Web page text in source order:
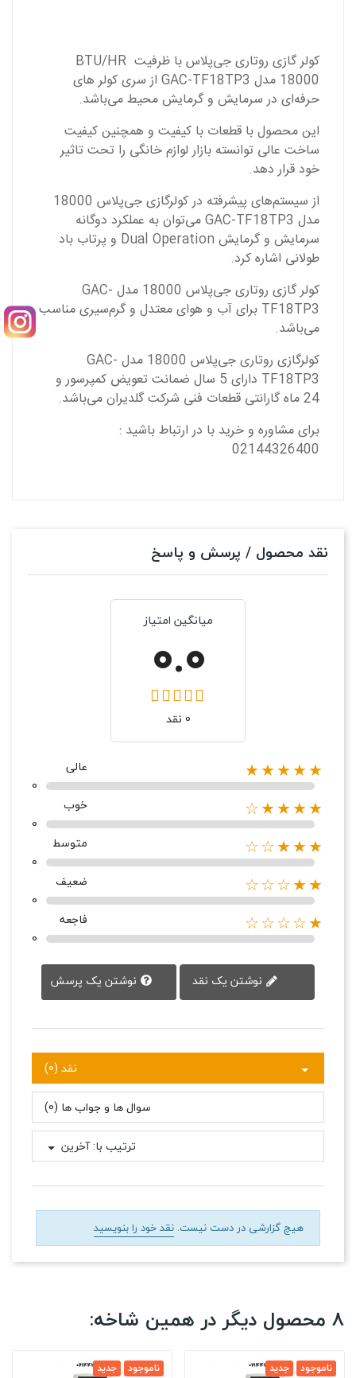
کولر گازی روتاری جی‌پلاس با ظرفیت BTU/HR
18000 مدل GAC-TF18TP3 از سری کولر های
حرفه‌ای در سرمایش و گرمایش محیط می‌باشد.
این محصول با قطعات با کیفیت و همچنین کیفیت
ساخت عالی توانسته بازار لوازم خانگی را تحت تاثیر
خود قرار دهد.
از سیستم‌های پیشرفته در کولرگازی جی‌پلاس 18000
مدل GAC-TF18TP3 می‌توان به عملکرد دوگانه
سرمایش و گرمایش Dual Operation و پرتاب باد
طولانی اشاره کرد.
کولر گازی روتاری جی‌پلاس 18000 مدل GAC-
TF18TP3 برای آب و هوای معتدل و گرم‌سیری مناسب
می‌باشد.
کولرگازی روتاری جی‌پلاس 18000 مدل GAC-
TF18TP3 دارای 5 سال ضمانت تعویض كمپرسور و
24 ماه گارانتی قطعات فنی شرکت گلدیران می‌باشد.
برای مشاوره و خرید با در ارتباط باشید :
02144326400
نقد محصول / پرسش و پاسخ
میانگین امتیاز
0.0
0 نقد
★★★★★
عالی
0
★★★★☆
خوب
0
★★★☆☆
متوسط
0
★★☆☆☆
ضعیف
0
★☆☆☆☆
فاجعه
0
نوشتن یک پرسش
نقد (0)
سوال ها و جواب ها (0)
ترتیب با:آخرین
هیچ گزارشی در دست نیست. نقد خود را بنویسید
8 محصول دیگر در همین شاخه:
جدید ناموجود جدید ناموجود